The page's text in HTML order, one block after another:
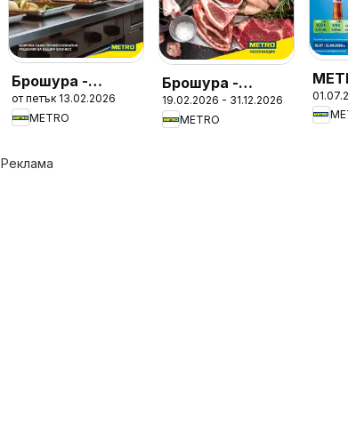
Брошура -
HoReCa решения
2026
от петък 13.02.2026
METRO
Брошура -
Месото
19.02.2026 - 31.12.2026
METRO
-
Реклама